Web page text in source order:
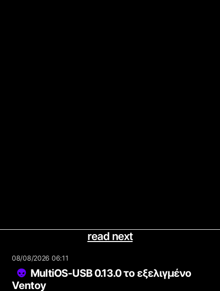
read next
08/08/2026 06:11
MultiOS-USB 0.13.0 το εξελιγμένο
Ventoy